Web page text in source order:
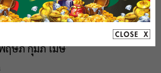
โอกาสจากผู้ใหญ่ รับสิ่งใหม่ เมถุน
ฤษภ กุมภ์ เมษ